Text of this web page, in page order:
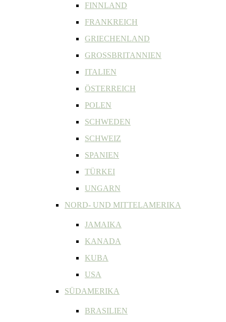
FINNLAND
FRANKREICH
GRIECHENLAND
GROSSBRITANNIEN
ITALIEN
ÖSTERREICH
POLEN
SCHWEDEN
SCHWEIZ
SPANIEN
TÜRKEI
UNGARN
NORD- UND MITTELAMERIKA
JAMAIKA
KANADA
KUBA
USA
SÜDAMERIKA
BRASILIEN